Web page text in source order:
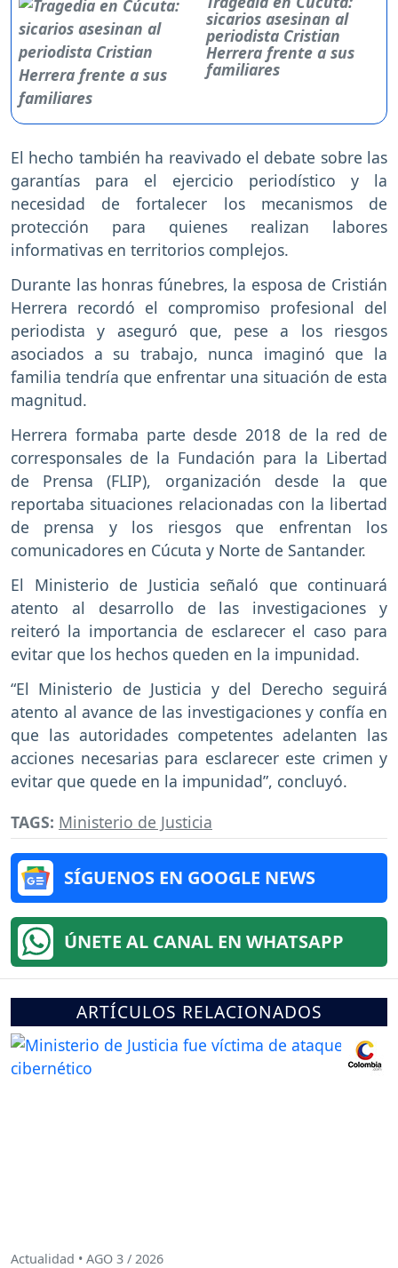
sicarios asesinan al
periodista Cristian
Herrera frente a sus
familiares
El hecho también ha reavivado el debate sobre las
garantías para el ejercicio periodístico y la
necesidad de fortalecer los mecanismos de
protección para quienes realizan labores
informativas en territorios complejos.
Durante las honras fúnebres, la esposa de Cristián
Herrera recordó el compromiso profesional del
periodista y aseguró que, pese a los riesgos
asociados a su trabajo, nunca imaginó que la
familia tendría que enfrentar una situación de esta
magnitud.
Herrera formaba parte desde 2018 de la red de
corresponsales de la Fundación para la Libertad
de Prensa (FLIP), organización desde la que
reportaba situaciones relacionadas con la libertad
de prensa y los riesgos que enfrentan los
comunicadores en Cúcuta y Norte de Santander.
El Ministerio de Justicia señaló que continuará
atento al desarrollo de las investigaciones y
reiteró la importancia de esclarecer el caso para
evitar que los hechos queden en la impunidad.
“El Ministerio de Justicia y del Derecho seguirá
atento al avance de las investigaciones y confía en
que las autoridades competentes adelanten las
acciones necesarias para esclarecer este crimen y
evitar que quede en la impunidad”, concluyó.
TAGS: Ministerio de Justicia
SÍGUENOS EN GOOGLE NEWS
ÚNETE AL CANAL EN WHATSAPP
ARTÍCULOS RELACIONADOS
Actualidad • AGO 3 / 2026